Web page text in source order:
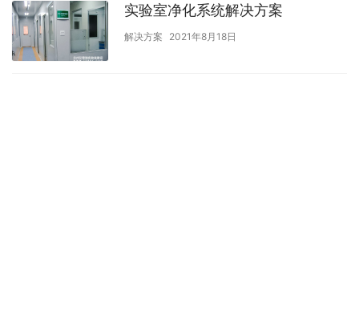
实验室净化系统解决方案
解决方案 2021年8月18日